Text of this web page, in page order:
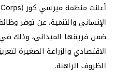
الإنساني والتنمية، عن توفر
ضمن فريقها الميداني، وذلك في
الاقتصادي والزراعة الصغيرة
الظروف الراهنة.